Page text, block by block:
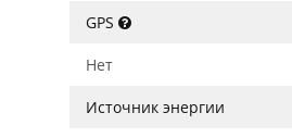
GPS
Нет
Источник энергии